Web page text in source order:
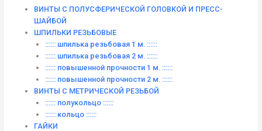
ВИНТЫ С ПОЛУСФЕРИЧЕСКОЙ ГОЛОВКОЙ И ПРЕСС-
ШАЙБОЙ
ШПИЛЬКИ РЕЗЬБОВЫЕ
:::::: шпилька резьбовая 1 м. ::::::
:::::: шпилька резьбовая 2 м. ::::::
:::::: повышенной прочности 1 м. ::::::
:::::: повышенной прочности 2 м. ::::::
ВИНТЫ C МЕТРИЧЕСКОЙ РЕЗЬБОЙ
:::::: полукольцо ::::::
:::::: кольцо ::::::
ГАЙКИ